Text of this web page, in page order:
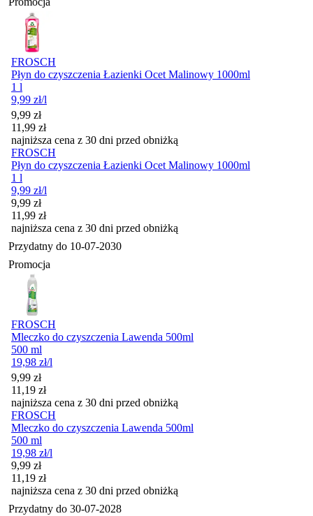
FROSCH
Płyn do czyszczenia Łazienki Ocet Malinowy 1000ml
1 l
9,99 zł/l
Cena promocyjna
9,99 zł
11,99 zł
najniższa cena z 30 dni przed obniżką
FROSCH
Płyn do czyszczenia Łazienki Ocet Malinowy 1000ml
1 l
9,99 zł/l
Cena promocyjna
9,99 zł
11,99 zł
najniższa cena z 30 dni przed obniżką
Przydatny do 10-07-2030
Promocja
FROSCH
Mleczko do czyszczenia Lawenda 500ml
500 ml
19,98 zł/l
Cena promocyjna
9,99 zł
11,19 zł
najniższa cena z 30 dni przed obniżką
FROSCH
Mleczko do czyszczenia Lawenda 500ml
500 ml
19,98 zł/l
Cena promocyjna
9,99 zł
11,19 zł
najniższa cena z 30 dni przed obniżką
Przydatny do 30-07-2028